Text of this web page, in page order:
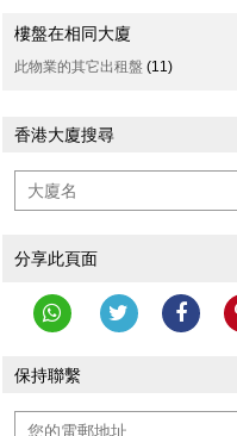
樓盤在相同大廈
此物業的其它出租盤 (11)
香港大廈搜尋
分享此頁面
保持聯繫